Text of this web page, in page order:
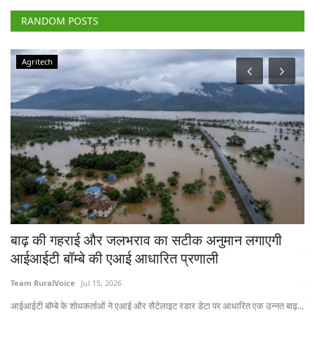
RANDOM POSTS
Agritech
बाढ़ की गहराई और जलभराव का सटीक अनुमान लगाएगी
आईआईटी बॉम्बे की एआई आधारित प्रणाली
Team RuralVoice Jul 15, 2026
आईआईटी बॉम्बे के शोधकर्ताओं ने एआई और सैटेलाइट रडार डेटा पर आधारित एक उन्नत बाढ़...